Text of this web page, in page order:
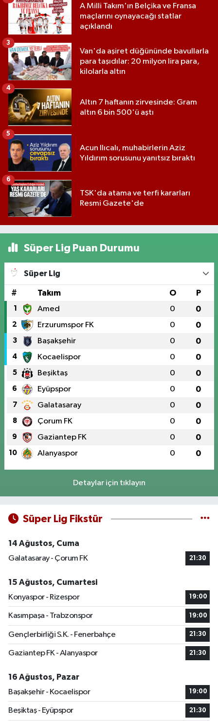
A Milli Takım'ın Belçika ve Fransa
maçlarını oynayacağı statlar
açıklandı
Van'da aşiret düğününde bavullarla
para taşıdılar: 20 milyon lira para,
kilolarla altın
3
Altın 7 haftanın zirvesinde: Gram
altın 6 bin 500'ü aştı
4
Acun Ilıcalı, muhabirlerin Aziz
Yıldırım sorusunu yanıtsız bıraktı
5
TSK'da atama ve terfi kararları
Resmi Gazete'de
6
Süper Lig Puan Durumu
Süper Lig
# Takım O P
1 Amed 0 0
2 Erzurumspor FK 0 0
3 Başakşehir 0 0
4 Kocaelispor 0 0
5 Beşiktaş 0 0
6 Eyüpspor 0 0
7 Galatasaray 0 0
8 Çorum FK 0 0
9 Gaziantep FK 0 0
10 Alanyaspor 0 0
Detaylar için tıklayın
Süper Lig Fikstür
14 Ağustos, Cuma
Galatasaray - Çorum FK
21:30
15 Ağustos, Cumartesi
Konyaspor - Rizespor
19:00
Kasımpaşa - Trabzonspor 19:00
Gençlerbirliği S.K. - Fenerbahçe 21:30
Gaziantep FK - Alanyaspor 21:30
16 Ağustos, Pazar
Başakşehir - Kocaelispor
19:00
Beşiktaş - Eyüpspor 21:30